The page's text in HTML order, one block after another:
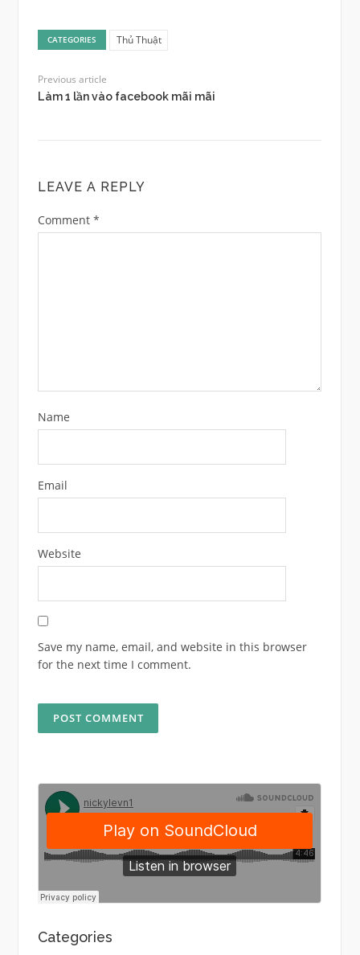
CATEGORIES Thủ Thuật
Previous article
Làm 1 lần vào facebook mãi mãi
LEAVE A REPLY
Comment *
Name
Email
Website
Save my name, email, and website in this browser
for the next time I comment.
Categories